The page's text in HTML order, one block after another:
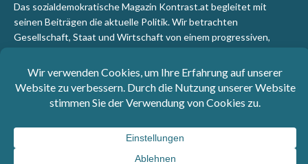
Das sozialdemokratische Magazin Kontrast.at begleitet mit
seinen Beiträgen die aktuelle Politik. Wir betrachten
Gesellschaft, Staat und Wirtschaft von einem progressiven,
sozialen Gerechtigkeit auf die Welt.
Impressum
: SPÖ-Klub - 1017 Wien - Telefon: +43 1 40110-
Datenschutzerklärung